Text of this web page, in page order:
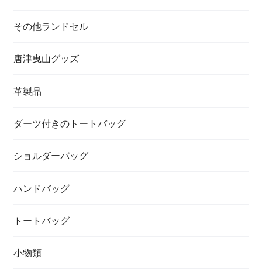
その他ランドセル
唐津曳山グッズ
革製品
ダーツ付きのトートバッグ
ショルダーバッグ
ハンドバッグ
トートバッグ
小物類